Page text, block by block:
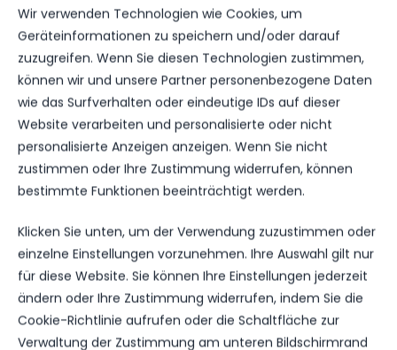
Wir verwenden Technologien wie Cookies, um
Geräteinformationen zu speichern und/oder darauf
zuzugreifen. Wenn Sie diesen Technologien zustimmen,
können wir und unsere Partner personenbezogene Daten
wie das Surfverhalten oder eindeutige IDs auf dieser
Website verarbeiten und personalisierte oder nicht
personalisierte Anzeigen anzeigen. Wenn Sie nicht
zustimmen oder Ihre Zustimmung widerrufen, können
bestimmte Funktionen beeinträchtigt werden.
Klicken Sie unten, um der Verwendung zuzustimmen oder
einzelne Einstellungen vorzunehmen. Ihre Auswahl gilt nur
für diese Website. Sie können Ihre Einstellungen jederzeit
ändern oder Ihre Zustimmung widerrufen, indem Sie die
Cookie-Richtlinie aufrufen oder die Schaltfläche zur
Verwaltung der Zustimmung am unteren Bildschirmrand
DATUM BEGEGNUNG ERGEBNIS
SA.., 02.
AUG.
2025
14:00
Uhr
FSV 63
Luckenwalde
vs.
Chemnitzer
FC
2:1
Regionalliga
Nordost
2025/26
SO.., 06.
APR.
2025
13:00
Uhr
Chemnitzer
vs. FSV 63
Luckenwalde
2:0
Regionalliga
Nordost
2024/25